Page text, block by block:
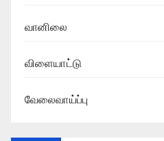
வானிலை
விளையாட்டு
வேலைவாய்ப்பு